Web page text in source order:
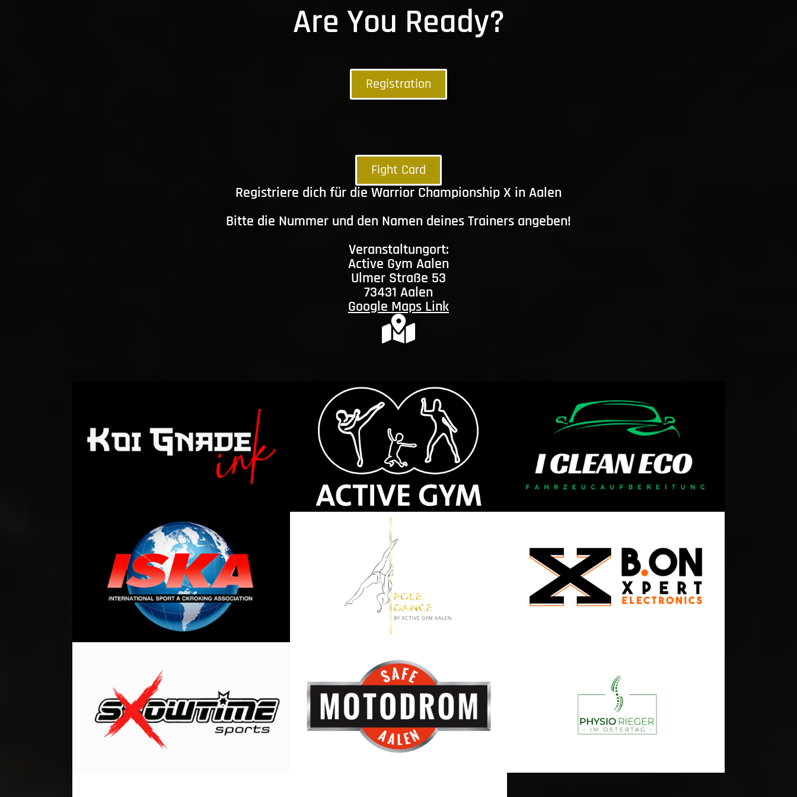
Are You Ready?
Registration
Fight Card
Registriere dich für die Warrior Championship X in Aalen
Bitte die Nummer und den Namen deines Trainers angeben!
Veranstaltungort:
Active Gym Aalen
Ulmer Straße 53
73431 Aalen
Google Maps Link